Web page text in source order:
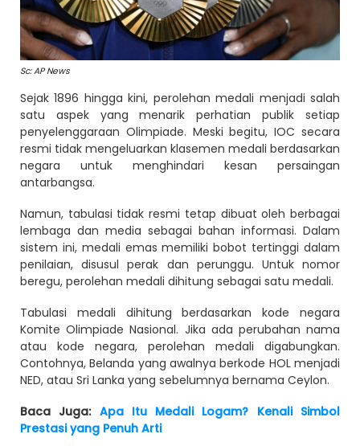
Sc: AP News
Sejak 1896 hingga kini, perolehan medali menjadi salah
satu aspek yang menarik perhatian publik setiap
penyelenggaraan Olimpiade. Meski begitu, IOC secara
resmi tidak mengeluarkan klasemen medali berdasarkan
negara untuk menghindari kesan persaingan
antarbangsa.
Namun, tabulasi tidak resmi tetap dibuat oleh berbagai
lembaga dan media sebagai bahan informasi. Dalam
sistem ini, medali emas memiliki bobot tertinggi dalam
penilaian, disusul perak dan perunggu. Untuk nomor
beregu, perolehan medali dihitung sebagai satu medali.
Tabulasi medali dihitung berdasarkan kode negara
Komite Olimpiade Nasional. Jika ada perubahan nama
atau kode negara, perolehan medali digabungkan.
Contohnya, Belanda yang awalnya berkode HOL menjadi
NED, atau Sri Lanka yang sebelumnya bernama Ceylon.
Baca Juga: Apa Itu Medali Logam? Kenali Simbol
Prestasi yang Penuh Arti